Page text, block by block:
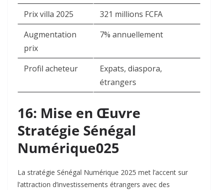
Prix villa 2025
321 millions FCFA
Augmentation
prix
7% annuellement
Profil acheteur
Expats, diaspora,
étrangers
16: Mise en Œuvre
Stratégie Sénégal
Numérique025
La stratégie Sénégal Numérique 2025 met l’accent sur
l’attraction d’investissements étrangers avec des